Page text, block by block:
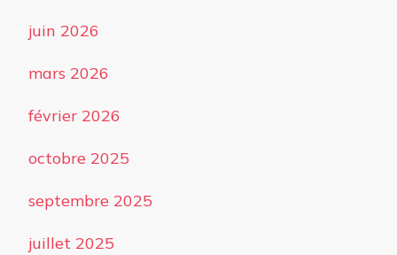
juin 2026
mars 2026
février 2026
octobre 2025
septembre 2025
juillet 2025